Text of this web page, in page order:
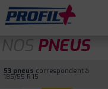
NOS PNEUS
53 pneus correspondent à
185/55 R 15